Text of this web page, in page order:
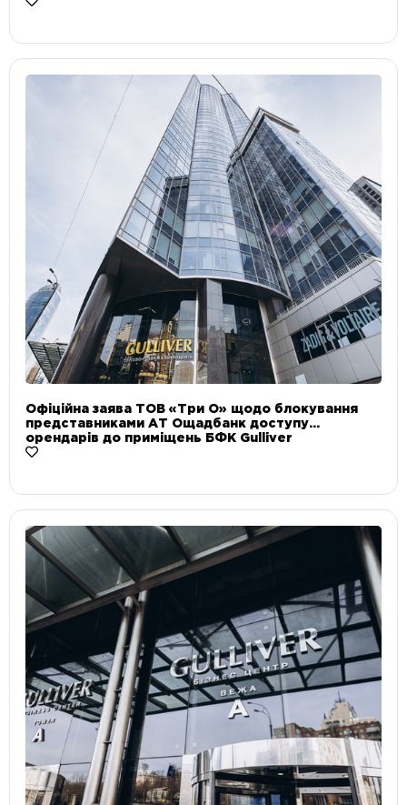
Офіційна заява ТОВ «Три О» щодо блокування
представниками АТ Ощадбанк доступу
орендарів до приміщень БФК Gulliver